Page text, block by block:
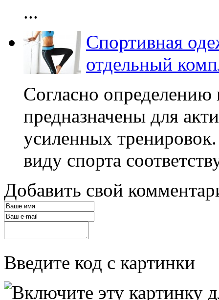
...
Спортивная
отдельный
Согласно
предназначены для
усиленных
виду спорта
Добавить свой
Введите код с картинки